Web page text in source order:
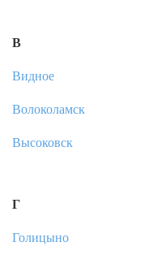
В
Видное
Волоколамск
Высоковск
Г
Голицыно